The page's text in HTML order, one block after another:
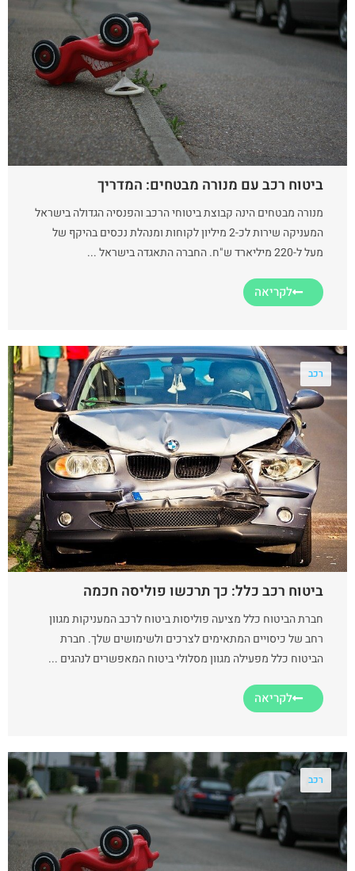
ביטוח רכב עם מנורה מבטחים: המדריך
מנורה מבטחים הינה קבוצת ביטוחי הרכב והפנסיה הגדולה בישראל
המעניקה שירות לכ-2 מיליון לקוחות ומנהלת נכסים בהיקף של
מעל ל-220 מיליארד ש"ח. החברה התאגדה בישראל ...
לקריאה
רכב
ביטוח רכב כלל: כך תרכשו פוליסה חכמה
חברת הביטוח כלל מציעה פוליסות ביטוח לרכב המעניקות מגוון
רחב של כיסויים המתאימים לצרכים ולשימושים שלך. חברת
הביטוח כלל מפעילה מגוון מסלולי ביטוח המאפשרים לנהגים ...
לקריאה
רכב